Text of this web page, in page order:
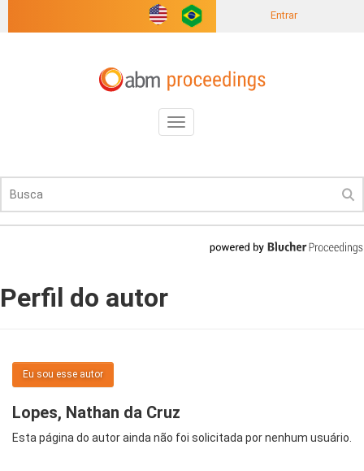
Entrar
Toggle
navigation
Perfil do autor
Eu sou esse autor
Lopes, Nathan da Cruz
Esta página do autor ainda não foi solicitada por nenhum usuário.